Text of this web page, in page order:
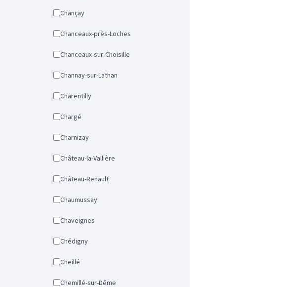
Chançay
Chanceaux-près-Loches
Chanceaux-sur-Choisille
Channay-sur-Lathan
Charentilly
Chargé
Charnizay
Château-la-Vallière
Château-Renault
Chaumussay
Chaveignes
Chédigny
Cheillé
Chemillé-sur-Dême